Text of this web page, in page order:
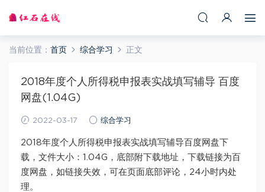
当前位置： 首页 综合学习 正文
2018年度个人所得税申报表实战填写辅导 百度
网盘(1.04G)
2022-03-17 综合学习
2018年度个人所得税申报表实战填写辅导百度网盘下
载，文件大小：1.04G，底部附下载地址，下载链接为百
度网盘，如链接失效，可在页面底部评论，24小时内处
理。